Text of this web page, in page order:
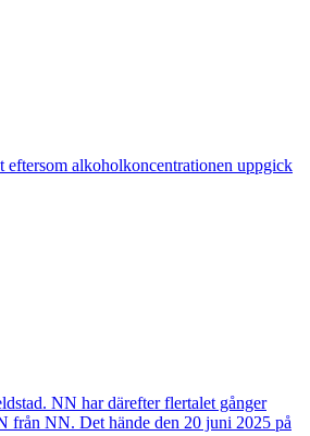
alkoholkoncentrationen uppgick
NN har därefter flertalet gånger
från NN. Det hände den 20 juni 2025 på